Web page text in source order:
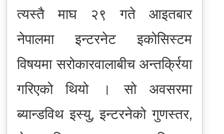
त्यस्तै माघ २९ गते आइतबार
नेपालमा इन्टरनेट इकोसिस्टम
विषयमा सरोकारवालाबीच अन्तर्क्रिया
गरिएको थियो । सो अवसरमा
ब्यान्डविथ इस्यु, इन्टरनेको गुणस्तर,